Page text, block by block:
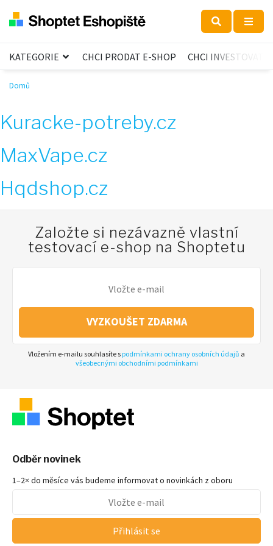
KATEGORIE CHCI PRODAT E-SHOP CHCI INVESTOVAT
Domů
Kuracke-potreby.cz
MaxVape.cz
Hqdshop.cz
Založte si nezávazně vlastní
testovací e-shop na Shoptetu
VYZKOUŠET ZDARMA
Vložením e-mailu souhlasíte s podmínkami ochrany osobních údajů a
všeobecnými obchodními podmínkami
Odběr novinek
1–2× do měsíce vás budeme informovat o novinkách z oboru
Přihlásit se